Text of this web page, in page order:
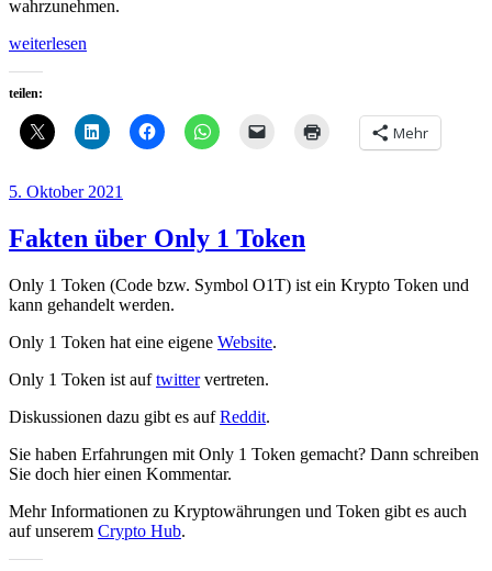
wahrzunehmen.
„Was
weiterlesen
teilen:
Mehr
Veröffentlicht
5. Oktober 2021
Fakten über Only 1 Token
Only 1 Token (Code bzw. Symbol O1T) ist ein Krypto Token und
kann gehandelt werden.
Only 1 Token hat eine eigene Website.
Only 1 Token ist auftwittervertreten.
Diskussionen dazu gibt es aufReddit.
Sie haben Erfahrungen mit Only 1 Token gemacht? Dann schreiben
Sie doch hier einen Kommentar.
Mehr Informationen zu Kryptowährungen und Token gibt es auch
auf unserem Crypto Hub.